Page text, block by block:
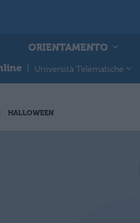
ORIENTAMENTO
Università Telematiche
HALLOWEEN